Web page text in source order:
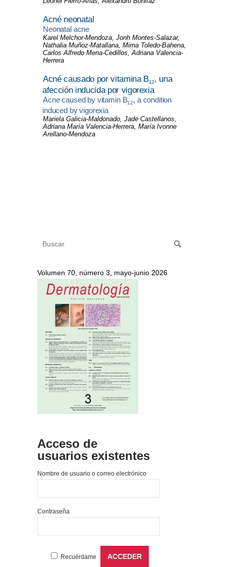
Acné neonatal
Neonatal acne
Karel Melchor-Mendoza, Jonh Montes-Salazar,
Nathalia Muñoz-Matallana, Mirna Toledo-Bahena,
Carlos Alfredo Mena-Cedillos, Adriana Valencia-
Herrera
Acné causado por vitamina B12, una
afección inducida por vigorexia
Acne caused by vitamin B12, a condition
induced by vigorexia
Mariela Galicia-Maldonado, Jade Castellanos,
Adriana María Valencia-Herrera, María Ivonne
Arellano-Mendoza
Volumen 70, número 3, mayo-junio 2026
Acceso de
usuarios existentes
Nombre de usuario o correo electrónico
Contraseña
Recuérdame